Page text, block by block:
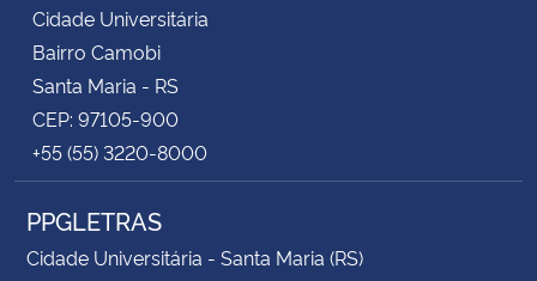
Cidade Universitária
Bairro Camobi
Santa Maria - RS
CEP: 97105-900
+55 (55) 3220-8000
PPGLETRAS
Cidade Universitária - Santa Maria (RS)